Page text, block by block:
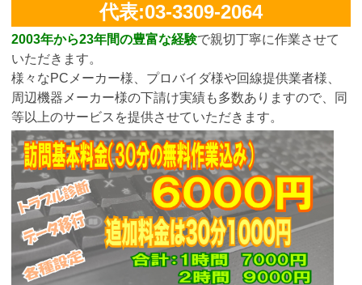
代表:03-3309-2064
2003年から23年間の豊富な経験で親切丁寧に作業させて
いただきます。
様々なPCメーカー様、プロバイダ様や回線提供業者様、
周辺機器メーカー様の下請け実績も多数ありますので、同
等以上のサービスを提供させていただきます。